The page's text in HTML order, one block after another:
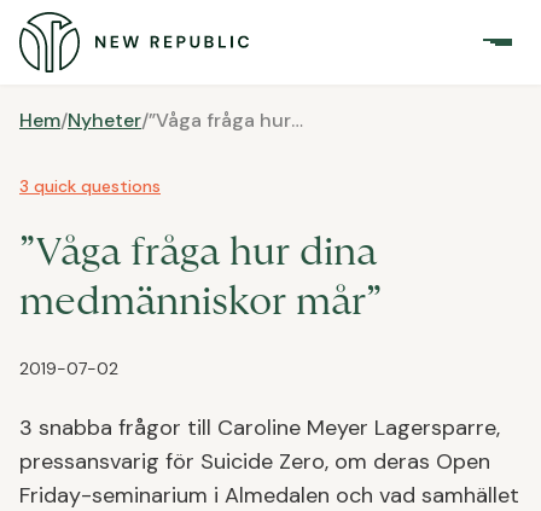
Hem/Nyheter/ ”Våga fråga hur dina medmänniskor mår”
3 quick questions
”Våga fråga hur dina
medmänniskor mår”
2019-07-02
3 snabba frågor till Caroline Meyer Lagersparre,
pressansvarig för Suicide Zero, om deras Open
Friday-seminarium i Almedalen och vad samhället